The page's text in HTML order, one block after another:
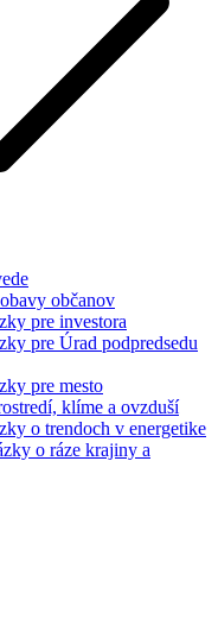
občanov
pre investora
pre Úrad podpredsedu
pre mesto
klíme a ovzduší
o trendoch v energetike
o ráze krajiny a